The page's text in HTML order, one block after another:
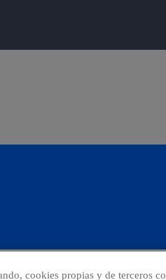
cookies propias y de terceros